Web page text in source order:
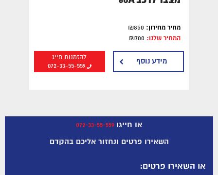
מחיר מחירון:
המחיר שלנו:
להזמנות חייג
072-33-55-559
מידע נוסף
או חייגו
השאירו פרטים ונחזור אליכם בהקדם
:או השאירו פרטים